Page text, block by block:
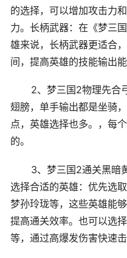
的选择，可以增加攻击力
力。长柄武器：在《梦三
雄来说，长柄武器更适合
间，提高英雄的技能输出能
2、梦三国2物理先合
翅膀，单手输出都是坐骑
点，英雄选择也多。，每
的。
3、梦三国2通关黑暗
选择合适的英雄：优先选
梦孙玲珑等，这些英雄能
提高通关效率。也可以选
等，通过高爆发伤害快速击